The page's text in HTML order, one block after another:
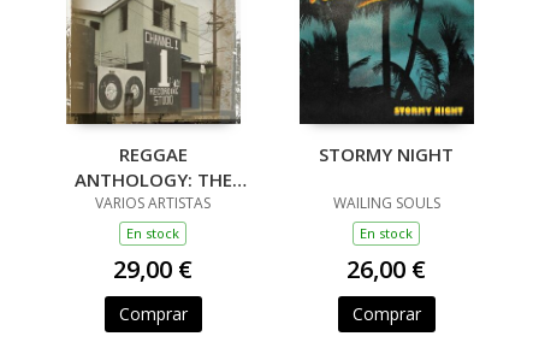
REGGAE
ANTHOLOGY: THE
CHANNEL ONE STORY
(3LP)
VARIOS ARTISTAS
En stock
29,00 €
Comprar
STORMY NIGHT
WAILING SOULS
En stock
26,00 €
Comprar